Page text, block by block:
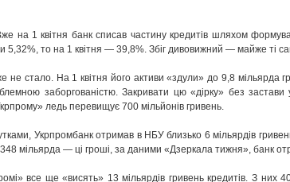
на 1 квітня банк списав частину кредитів шляхом
5,32%, то на 1 квітня — 39,8%. Збіг дивовижний — майже ті
не стало. На 1 квітня його активи «здули» до 9,8 мільярда
заборгованістю. Закривати цю «дірку» без застави у
ледь перевищує 700 мільйонів гривень.
Укрпромбанк отримав в НБУ близько 6 мільярдів
мільярда — ці гроші, за даними «Дзеркала тижня», банк
все ще «висять» 13 мільярдів гривень кредитів. З них